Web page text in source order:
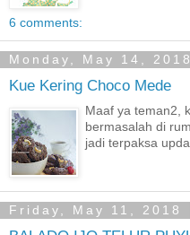
6 comments:
Monday, May 14, 2018
Kue Kering Choco Mede
Maaf ya teman2,
bermasalah di
jadi terpaksa
Friday, May 11, 2018